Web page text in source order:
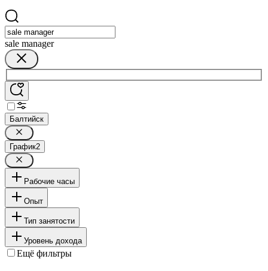
sale manager
Балтийск
График2
Рабочие часы
Опыт
Тип занятости
Уровень дохода
Ещё фильтры